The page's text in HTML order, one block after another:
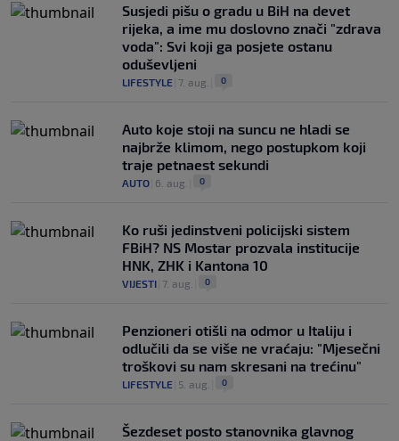
Susjedi pišu o gradu u BiH na devet
rijeka, a ime mu doslovno znači "zdrava
voda": Svi koji ga posjete ostanu
oduševljeni
LIFESTYLE 7. aug. 0
Auto koje stoji na suncu ne hladi se
najbrže klimom, nego postupkom koji
traje petnaest sekundi
AUTO 6. aug. 0
Ko ruši jedinstveni policijski sistem
FBiH? NS Mostar prozvala institucije
HNK, ZHK i Kantona 10
VIJESTI 7. aug. 0
Penzioneri otišli na odmor u Italiju i
odlučili da se više ne vraćaju: "Mjesečni
troškovi su nam skresani na trećinu"
LIFESTYLE 5. aug. 0
Šezdeset posto stanovnika glavnog